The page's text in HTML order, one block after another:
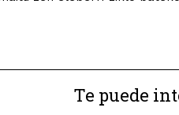
Te puede